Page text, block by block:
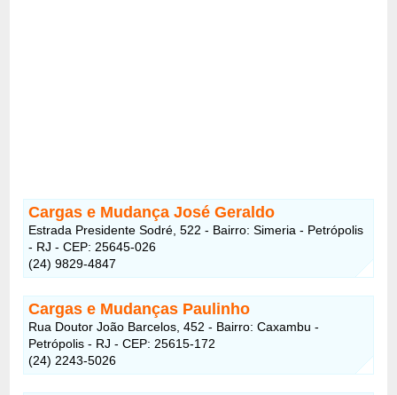
Cargas e Mudança José Geraldo
Estrada Presidente Sodré, 522 - Bairro: Simeria - Petrópolis
- RJ - CEP: 25645-026
(24) 9829-4847
Cargas e Mudanças Paulinho
Rua Doutor João Barcelos, 452 - Bairro: Caxambu -
Petrópolis - RJ - CEP: 25615-172
(24) 2243-5026